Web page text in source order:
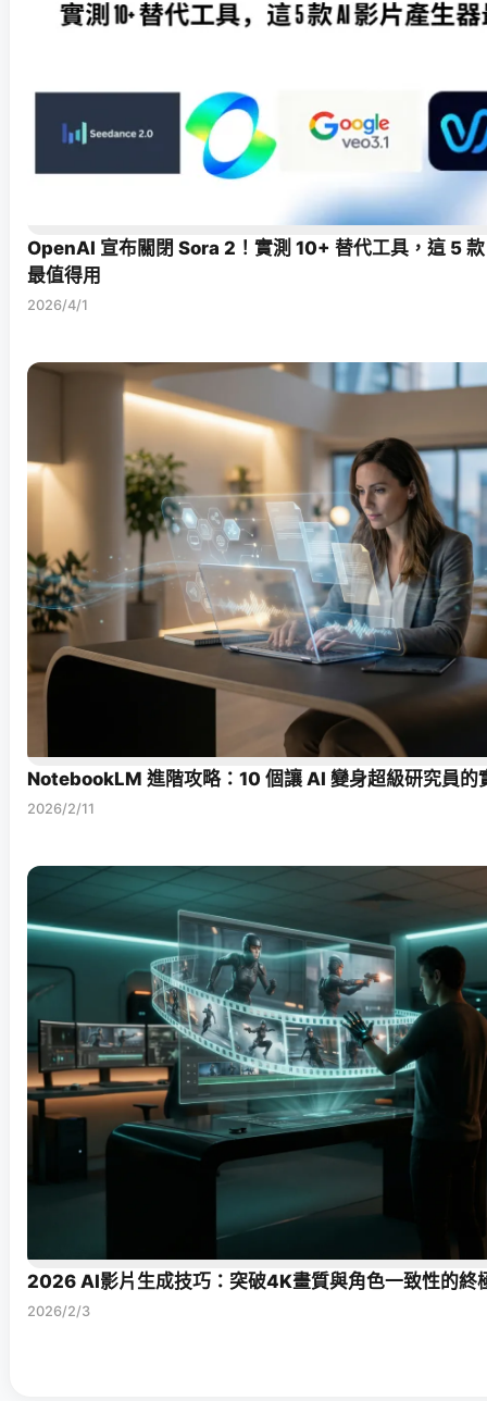
OpenAI 宣布關閉 Sora 2！實測 10+ 替代工具，這 5
最值得用
2026/4/1
NotebookLM 進階攻略：10 個讓 AI 變身超級研究員的
2026/2/11
2026 AI影片生成技巧：突破4K畫質與角色一致性的終
2026/2/3